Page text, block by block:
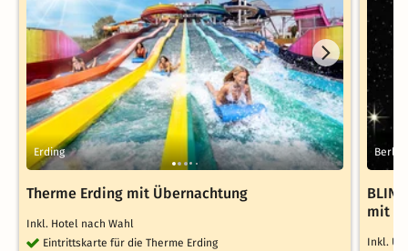
Erding
Therme Erding mit Übernachtung
Inkl. Hotel nach Wahl
Eintrittskarte für die Therme Erding
Berlin
mit
Inkl.